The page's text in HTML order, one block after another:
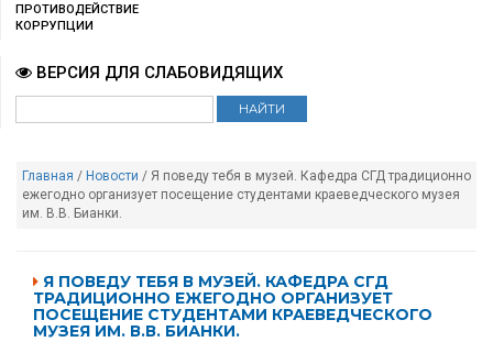
ПРОТИВОДЕЙСТВИЕ
КОРРУПЦИИ
ВЕРСИЯ ДЛЯ СЛАБОВИДЯЩИХ
Главная / Новости / Я поведу тебя в музей. Кафедра СГД традиционно
ежегодно организует посещение студентами краеведческого музея
им. В.В. Бианки.
Я ПОВЕДУ ТЕБЯ В МУЗЕЙ. КАФЕДРА СГД
ТРАДИЦИОННО ЕЖЕГОДНО ОРГАНИЗУЕТ
ПОСЕЩЕНИЕ СТУДЕНТАМИ КРАЕВЕДЧЕСКОГО
МУЗЕЯ ИМ. В.В. БИАНКИ.